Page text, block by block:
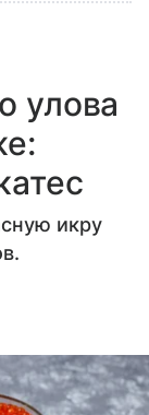
улова
икру